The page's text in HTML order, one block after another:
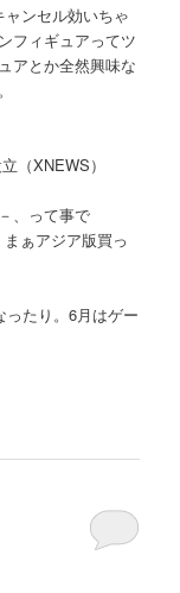
ンセル効いちゃ
フィギュアってツ
アとか全然興味な
（XNEWS）
、って事で
ぁアジア版買っ
ったり。6月はゲー